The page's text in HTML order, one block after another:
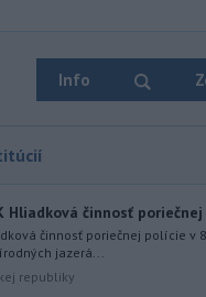
Info
Hliadková činnosť
činnosť poriečnej polície v
jazerá...
republiky